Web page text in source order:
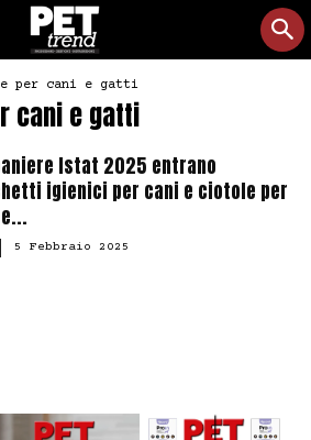
per cani e gatti
cani e gatti
Istat 2025 entrano
igienici per cani e ciotole per
5 Febbraio 2025